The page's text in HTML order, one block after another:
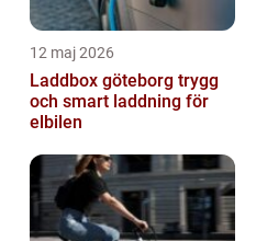
12 maj 2026
Laddbox göteborg trygg
och smart laddning för
elbilen